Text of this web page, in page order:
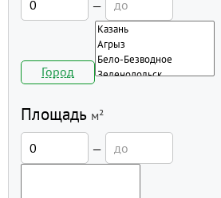
—
Город
Площадь м²
—